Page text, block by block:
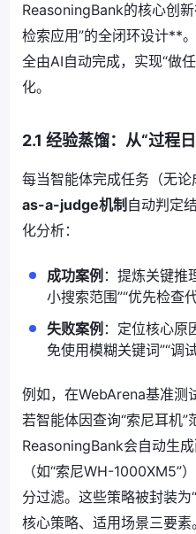
ReasoningBank的核心创
检索应用”的全闭环设计**
全由AI自动完成，实现“做
化。
2.1 经验蒸馏：从“过程
每当智能体完成任务（无
as-a-judge机制 自动判定
化分析：
成功案例 ：提炼关键推
小搜索范围”“优先检查
失败案例 ：定位核心原
免使用模糊关键词”“调
例如，在WebArena基准测
若智能体因查询“索尼耳机”
ReasoningBank会自动生
（如“索尼WH-
分过滤。这些策略被封装为
核心策略、适用场景三要素。